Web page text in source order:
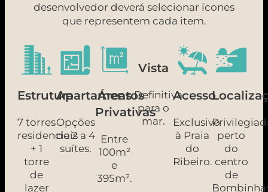
desenvolvedor deverá selecionar ícones
que representem cada item.
Estrutura
7 torres
residenciais
+ 1
torre
de
lazer
Apartamentos
Opções
de 2 a 4
suítes.
Áreas
Privativas
Entre
100m²
e
395m².
Vista
Definitiva
para o
mar.
Acesso
Exclusivo
à Praia
do
Ribeiro.
perto
do
centro
de